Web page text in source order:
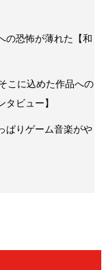
の恐怖が薄れた【和
こに込めた作品への
ビュー】
ぱりゲーム音楽がや